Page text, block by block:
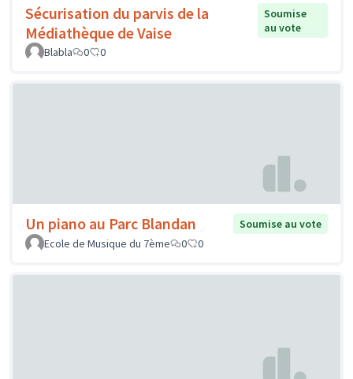
Sécurisation du parvis de la
Médiathèque de Vaise
Soumise
au vote
Blabla
0 0
Un piano au Parc Blandan
Soumise au vote
Ecole de Musique du 7ème
0 0